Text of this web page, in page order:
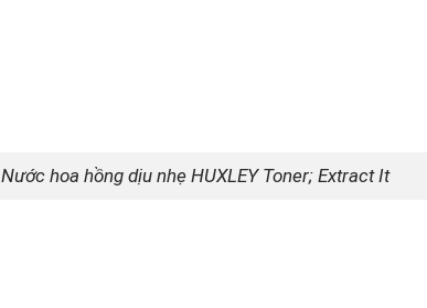
Nước hoa hồng dịu nhẹ HUXLEY Toner; Extract It